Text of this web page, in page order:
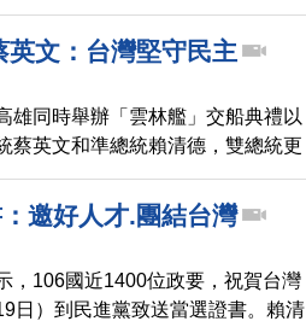
美琴以及副總統賴清德，她相信賴
改變。文：台灣堅守民主
雄同時舉辦「雲林艦」交船典禮以
蔡英文和準總統賴清德，雙總統更
艦國造，台灣向全世界傳達了堅守
邀好人才.團結台灣
，106國近1400位政要，祝賀台灣
日）到民進黨致送當選證書。賴清